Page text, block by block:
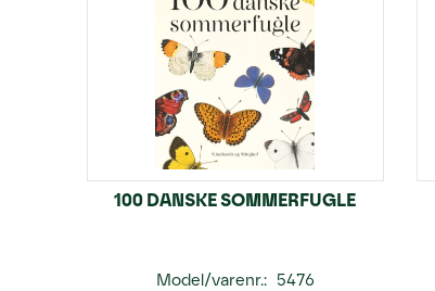
100 DANSKE SOMMERFUGLE
Model/varenr.: 5476